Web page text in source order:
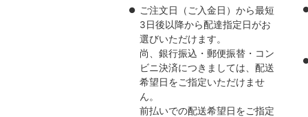
ご注文日（ご入金日）から最短
3日後以降から配達指定日がお
選びいただけます。
尚、銀行振込・郵便振替・コン
ビニ決済につきましては、配送
希望日をご指定いただけませ
ん。
前払いでの配送希望日をご指定